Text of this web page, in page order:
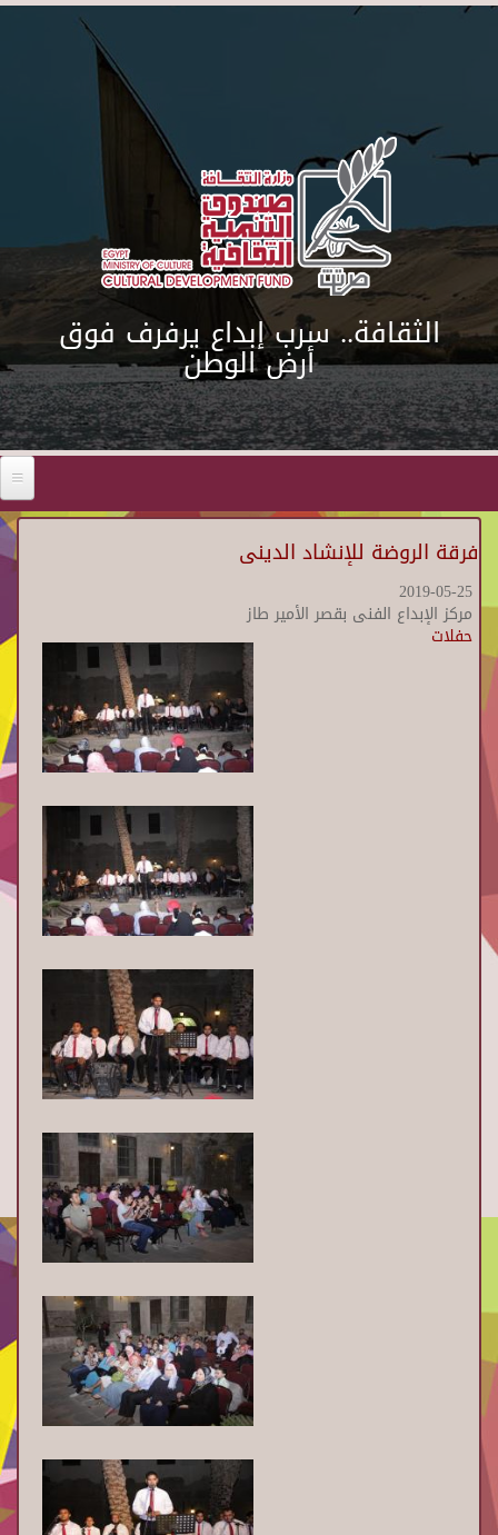
Skip to main content
الثقافة.. سرب إبداع يرفرف فوق
أرض الوطن
فرقة الروضة للإنشاد الدينى
2019-05-25
مركز الإبداع الفنى بقصر الأمير طاز
حفلات